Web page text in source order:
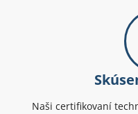
Naši certifikovaní